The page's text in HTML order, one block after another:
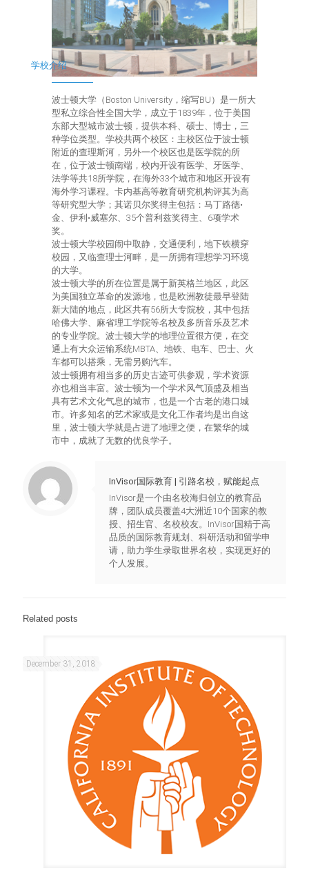
学校介绍
波士顿大学（Boston University，缩写BU）是一所大
型私立综合性全国大学，成立于1839年，位于美国
东部大型城市波士顿，提供本科、硕士、博士，三
种学位类型。学校共两个校区：主校区位于波士顿
附近的查理斯河，另外一个校区也是医学院的所
在，位于波士顿南端，校内开设有医学、牙医学、
法学等共18所学院，在海外33个城市和地区开设有
海外学习课程。卡内基高等教育研究机构评其为高
等研究型大学；其诺贝尔奖得主包括：马丁路德•
金、伊利•威塞尔、35个普利兹奖得主、6项学术
奖。
波士顿大学校园闹中取静，交通便利，地下铁横穿
校园，又临查理士河畔，是一所拥有理想学习环境
的大学。
波士顿大学的所在位置是属于新英格兰地区，此区
为美国独立革命的发源地，也是欧洲教徒最早登陆
新大陆的地点，此区共有56所大专院校，其中包括
哈佛大学、麻省理工学院等名校及多所音乐及艺术
的专业学院。波士顿大学的地理位置很方便，在交
通上有大众运输系统MBTA、地铁、电车、巴士、火
车都可以搭乘，无需另购汽车。
波士顿拥有相当多的历史古迹可供参观，学术资源
亦也相当丰富。波士顿为一个学术风气顶盛及相当
具有艺术文化气息的城市，也是一个古老的港口城
市。许多知名的艺术家或是文化工作者均是出自这
里，波士顿大学就是占进了地理之便，在繁华的城
市中，成就了无数的优良学子。
InVisor国际教育 | 引路名校，赋能起点
InVisor是一个由名校海归创立的教育品
牌，团队成员覆盖4大洲近10个国家的教
授、招生官、名校校友。InVisor国精于高
品质的国际教育规划、科研活动和留学申
请，助力学生录取世界名校，实现更好的
个人发展。
Related posts
December 31, 2018